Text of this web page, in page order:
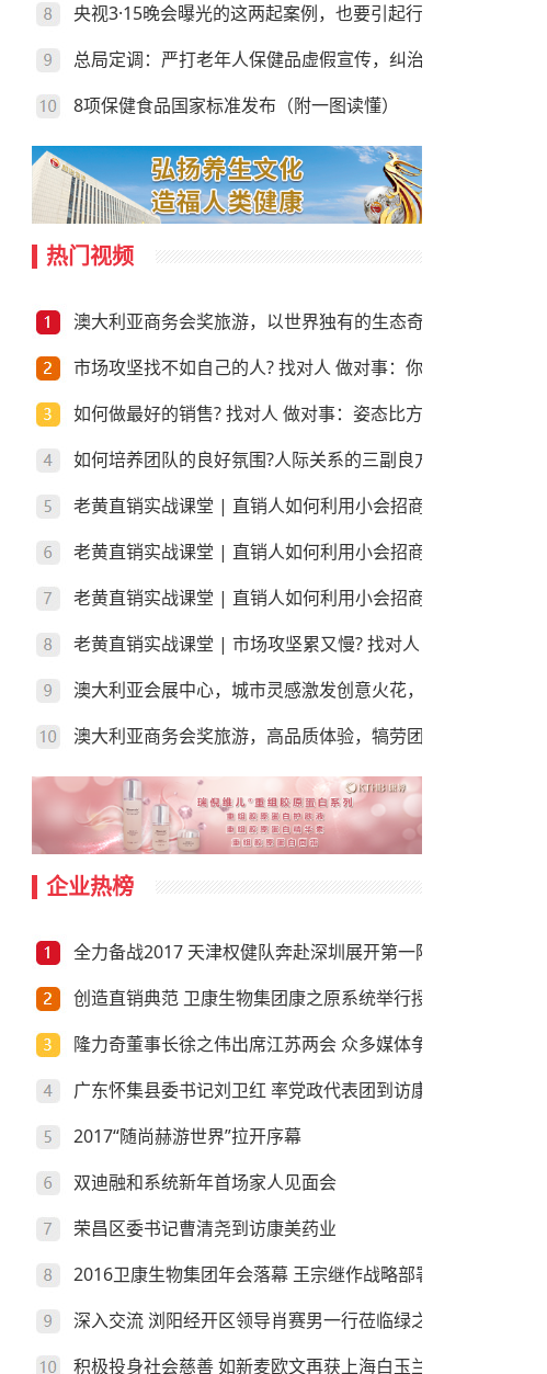
央视3·15晚会曝光的这两起案例，也要引起行业的足够重视
总局定调：严打老年人保健品虚假宣传，纠治违规异地执法
8项保健食品国家标准发布（附一图读懂）
热门视频
澳大利亚商务会奖旅游，以世界独有的生态奇观与前沿商务
市场攻坚找不如自己的人? 找对人 做对事：你需要“向上”推荐
如何做最好的销售? 找对人 做对事：姿态比方法更重要!
如何培养团队的良好氛围?人际关系的三副良方和三副毒药！
老黄直销实战课堂 | 直销人如何利用小会招商和销售？第三
老黄直销实战课堂 | 直销人如何利用小会招商和销售？第二
老黄直销实战课堂 | 直销人如何利用小会招商和销售？第一
老黄直销实战课堂 | 市场攻坚累又慢? 找对人 做对事：学会
澳大利亚会展中心，城市灵感激发创意火花，尽享“澳”世之美
澳大利亚商务会奖旅游，高品质体验，犒劳团队的“玩”美之地
企业热榜
全力备战2017 天津权健队奔赴深圳展开第一阶段冬训
创造直销典范 卫康生物集团康之原系统举行授旗仪式
隆力奇董事长徐之伟出席江苏两会 众多媒体争相采访
广东怀集县委书记刘卫红 率党政代表团到访康美药业
2017“随尚赫游世界”拉开序幕
双迪融和系统新年首场家人见面会
荣昌区委书记曹清尧到访康美药业
2016卫康生物集团年会落幕 王宗继作战略部署
深入交流 浏阳经开区领导肖赛男一行莅临绿之韵考察
积极投身社会慈善 如新麦欧文再获上海白玉兰纪念奖